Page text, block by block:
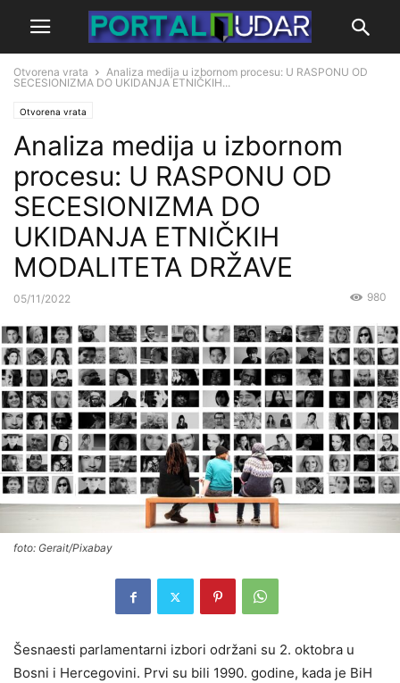
Otvorena vrata
Analiza medija u izbornom procesu: U RASPONU OD
SECESIONIZMA DO UKIDANJA ETNIČKIH...
Otvorena vrata
Analiza medija u izbornom
procesu: U RASPONU OD
SECESIONIZMA DO
UKIDANJA ETNIČKIH
MODALITETA DRŽAVE
05/11/2022 980
foto: Gerait/Pixabay
Šesnaesti parlamentarni izbori održani su 2. oktobra u
Bosni i Hercegovini. Prvi su bili 1990. godine, kada je BiH